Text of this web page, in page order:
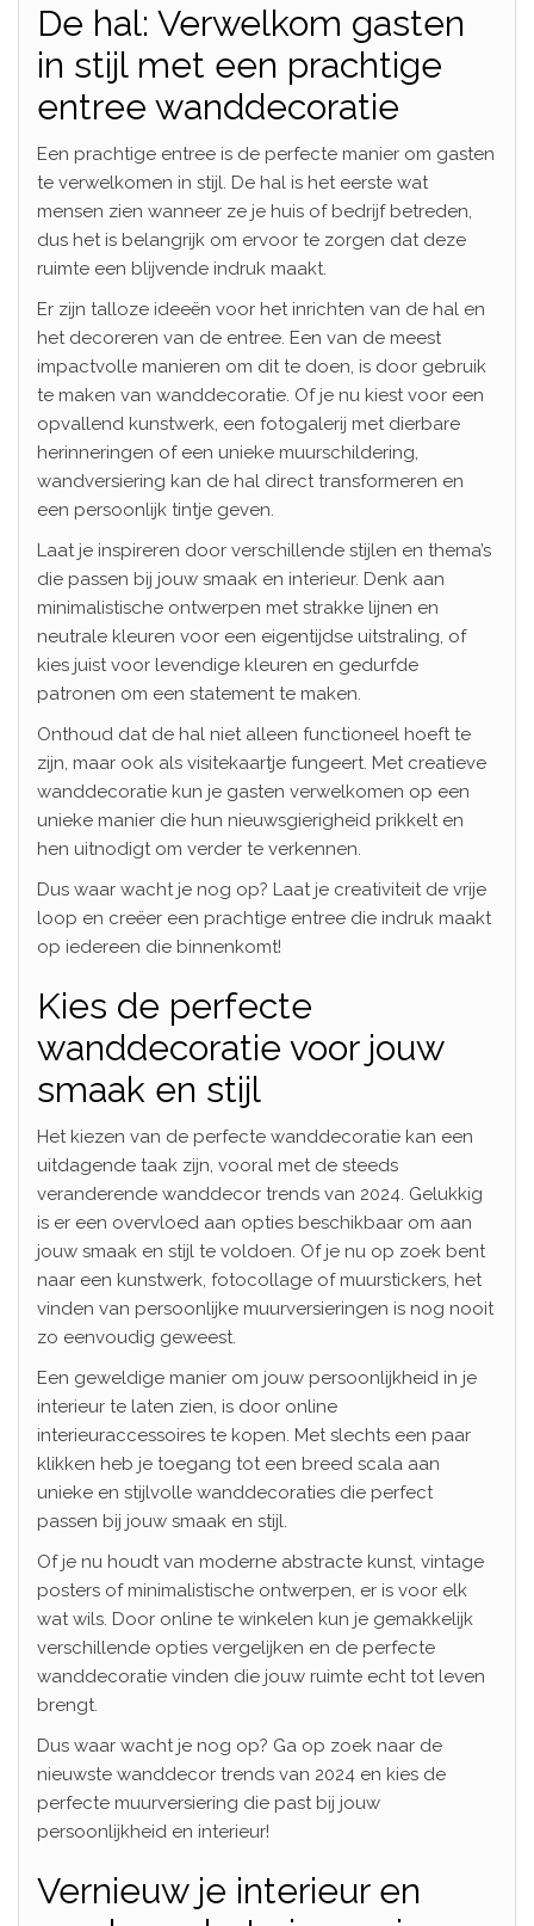
De hal: Verwelkom gasten
in stijl met een prachtige
entree wanddecoratie
Een prachtige entree is de perfecte manier om gasten
te verwelkomen in stijl. De hal is het eerste wat
mensen zien wanneer ze je huis of bedrijf betreden,
dus het is belangrijk om ervoor te zorgen dat deze
ruimte een blijvende indruk maakt.
Er zijn talloze ideeën voor het inrichten van de hal en
het decoreren van de entree. Een van de meest
impactvolle manieren om dit te doen, is door gebruik
te maken van wanddecoratie. Of je nu kiest voor een
opvallend kunstwerk, een fotogalerij met dierbare
herinneringen of een unieke muurschildering,
wandversiering kan de hal direct transformeren en
een persoonlijk tintje geven.
Laat je inspireren door verschillende stijlen en thema’s
die passen bij jouw smaak en interieur. Denk aan
minimalistische ontwerpen met strakke lijnen en
neutrale kleuren voor een eigentijdse uitstraling, of
kies juist voor levendige kleuren en gedurfde
patronen om een statement te maken.
Onthoud dat de hal niet alleen functioneel hoeft te
zijn, maar ook als visitekaartje fungeert. Met creatieve
wanddecoratie kun je gasten verwelkomen op een
unieke manier die hun nieuwsgierigheid prikkelt en
hen uitnodigt om verder te verkennen.
Dus waar wacht je nog op? Laat je creativiteit de vrije
loop en creëer een prachtige entree die indruk maakt
op iedereen die binnenkomt!
Kies de perfecte
wanddecoratie voor jouw
smaak en stijl
Het kiezen van de perfecte wanddecoratie kan een
uitdagende taak zijn, vooral met de steeds
veranderende wanddecor trends van 2024. Gelukkig
is er een overvloed aan opties beschikbaar om aan
jouw smaak en stijl te voldoen. Of je nu op zoek bent
naar een kunstwerk, fotocollage of muurstickers, het
vinden van persoonlijke muurversieringen is nog nooit
zo eenvoudig geweest.
Een geweldige manier om jouw persoonlijkheid in je
interieur te laten zien, is door online
interieuraccessoires te kopen. Met slechts een paar
klikken heb je toegang tot een breed scala aan
unieke en stijlvolle wanddecoraties die perfect
passen bij jouw smaak en stijl.
Of je nu houdt van moderne abstracte kunst, vintage
posters of minimalistische ontwerpen, er is voor elk
wat wils. Door online te winkelen kun je gemakkelijk
verschillende opties vergelijken en de perfecte
wanddecoratie vinden die jouw ruimte echt tot leven
brengt.
Dus waar wacht je nog op? Ga op zoek naar de
nieuwste wanddecor trends van 2024 en kies de
perfecte muurversiering die past bij jouw
persoonlijkheid en interieur!
Vernieuw je interieur en